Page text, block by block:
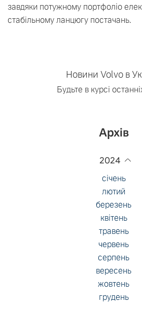
завдяки потужному портфоліо
стабільному ланцюгу постачань.
Новини Volvo в
Будьте в курсі
Архів
2024
січень
лютий
березень
квітень
травень
червень
серпень
вересень
жовтень
грудень